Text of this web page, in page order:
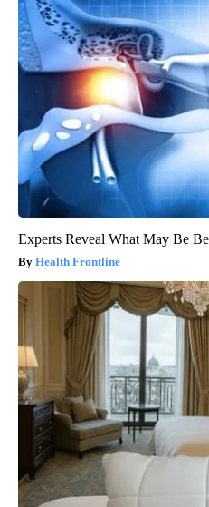
Experts Reveal What May Be
Health Frontline